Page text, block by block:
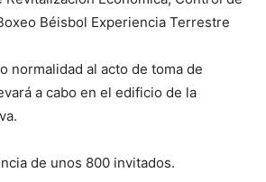
Béisbol Experiencia Terrestre
normalidad al acto de toma de
a cabo en el edificio de la
de unos 800 invitados.